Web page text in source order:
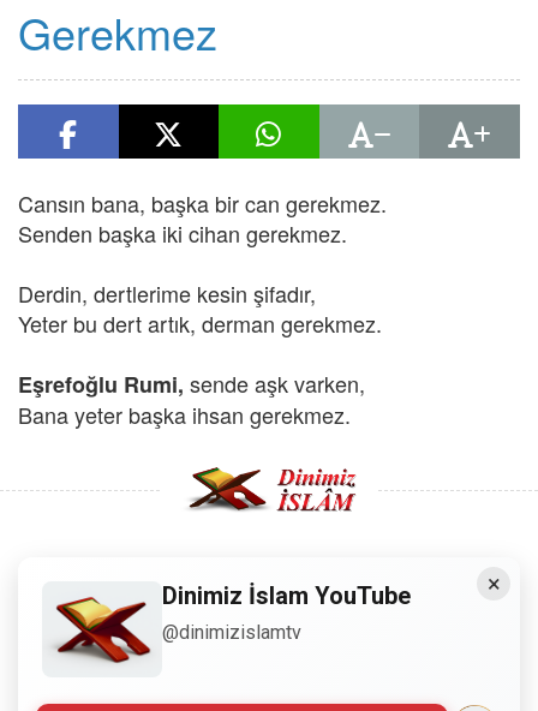
Gerekmez
Cansın bana, başka bir can gerekmez.
Senden başka iki cihan gerekmez.
Derdin, dertlerime kesin şifadır,
Yeter bu dert artık, derman gerekmez.
Eşrefoğlu Rumi, sende aşk varken,
Bana yeter başka ihsan gerekmez.
Copyright © 2008 - Dinimiz İslam. Her Hakkı Saklıdır.
Sitemizdeki bilgiler, bütün insanların istifadesi için
hazırlanmıştır. Orijinaline sadık kalmak şartıyla, izin
×
Dinimiz İslam YouTube
@dinimizislamtv